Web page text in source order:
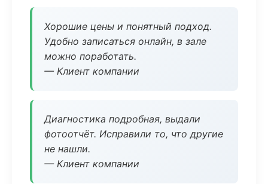
Хорошие цены и понятный подход.
Удобно записаться онлайн, в зале
можно поработать.
— Клиент компании
Диагностика подробная, выдали
фотоотчёт. Исправили то, что другие
не нашли.
— Клиент компании